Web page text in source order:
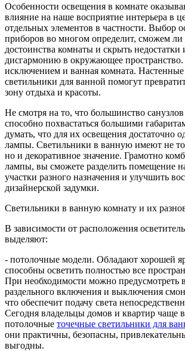
Особенности освещения в комнате
влияние на наше восприятие интерьера в
отдельных элементов в частности. Выбор
приборов во многом определит, сможем
достоинства комнаты и скрыть
дисгармонию в окружающее пространство.
исключением и ванная комната.
светильники для ванной помогут
зону отдыха и красоты.
Не смотря на то, что большинство
способно похвастаться большими
думать, что для их освещения достаточно
лампы. Светильники в ванную имеют не
но и декоративное значение. Грамотно
лампы, вы сможете разделить помещение
участки разного назначения и улучшить
дизайнерской задумки.
Светильники в ванную комнату и их
В зависимости от расположения
выделяют:
- потолочные модели. Обладают хорошей
способны осветить полностью все
При необходимости можно предусмотреть
раздельного включения и выключения
что обеспечит подачу света
Сегодня владельцы домов и квартир чаще
потолочные точечные светильники для
они практичны, безопасны,
выгодны.